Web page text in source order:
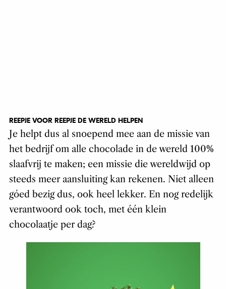
REEPJE VOOR REEPJE DE WERELD HELPEN
Je helpt dus al snoepend mee aan de missie van
het bedrijf om alle chocolade in de wereld 100%
slaafvrij te maken; een missie die wereldwijd op
steeds meer aansluiting kan rekenen. Niet alleen
góed bezig dus, ook heel lekker. En nog redelijk
verantwoord ook toch, met één klein
chocolaatje per dag?